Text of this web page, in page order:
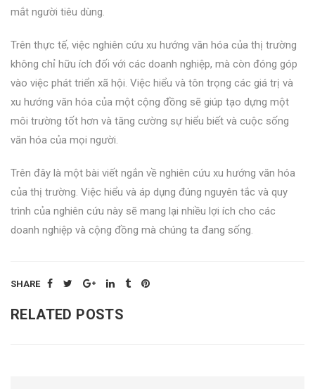
mắt người tiêu dùng.
Trên thực tế, việc nghiên cứu xu hướng văn hóa của thị trường
không chỉ hữu ích đối với các doanh nghiệp, mà còn đóng góp
vào việc phát triển xã hội. Việc hiểu và tôn trọng các giá trị và
xu hướng văn hóa của một cộng đồng sẽ giúp tạo dựng một
môi trường tốt hơn và tăng cường sự hiểu biết và cuộc sống
văn hóa của mọi người.
Trên đây là một bài viết ngắn về nghiên cứu xu hướng văn hóa
của thị trường. Việc hiểu và áp dụng đúng nguyên tắc và quy
trình của nghiên cứu này sẽ mang lại nhiều lợi ích cho các
doanh nghiệp và cộng đồng mà chúng ta đang sống.
SHARE
RELATED POSTS